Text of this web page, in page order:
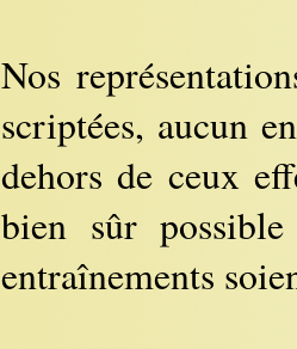
Nos
scriptées, aucun
dehors de ceux
bien sûr
entraînements